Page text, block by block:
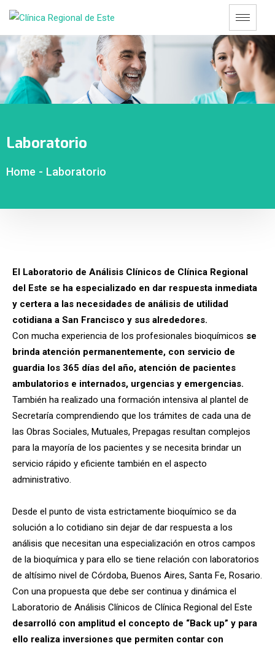
Laboratorio
Home - Laboratorio
El Laboratorio de Análisis Clínicos de Clínica Regional
del Este se ha especializado en dar respuesta inmediata
y certera a las necesidades de análisis de utilidad
cotidiana a San Francisco y sus alrededores.
Con mucha experiencia de los profesionales bioquímicos se
brinda atención permanentemente, con servicio de
guardia los 365 días del año, atención de pacientes
ambulatorios e internados, urgencias y emergencias.
También ha realizado una formación intensiva al plantel de
Secretaría comprendiendo que los trámites de cada una de
las Obras Sociales, Mutuales, Prepagas resultan complejos
para la mayoría de los pacientes y se necesita brindar un
servicio rápido y eficiente también en el aspecto
administrativo.
Desde el punto de vista estrictamente bioquímico se da
solución a lo cotidiano sin dejar de dar respuesta a los
análisis que necesitan una especialización en otros campos
de la bioquímica y para ello se tiene relación con laboratorios
de altísimo nivel de Córdoba, Buenos Aires, Santa Fe, Rosario.
Con una propuesta que debe ser continua y dinámica el
Laboratorio de Análisis Clínicos de Clínica Regional del Este
desarrolló con amplitud el concepto de “Back up” y para
ello realiza inversiones que permiten contar con